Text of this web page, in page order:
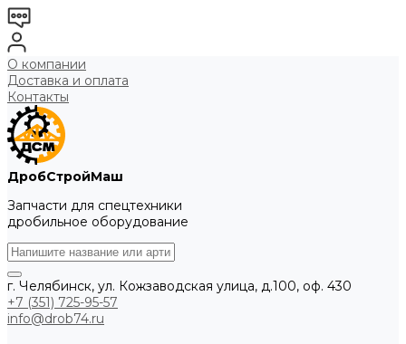
О компании
Доставка и оплата
Контакты
ДробСтройМаш
Запчасти для спецтехники
дробильное оборудование
г. Челябинск, ул. Кожзаводская улица, д.100, оф. 430
+7 (351) 725-95-57
info@drob74.ru